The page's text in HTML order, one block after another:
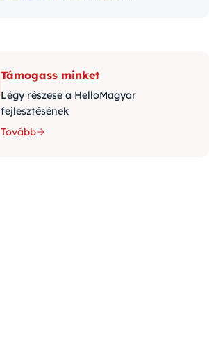
Támogass minket
Légy részese a HelloMagyar
fejlesztésének
Tovább